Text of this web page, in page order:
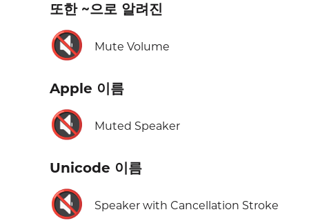
또한 ~으로 알려진
🔇 Mute Volume
Apple 이름
🔇 Muted Speaker
Unicode 이름
🔇 Speaker with Cancellation Stroke